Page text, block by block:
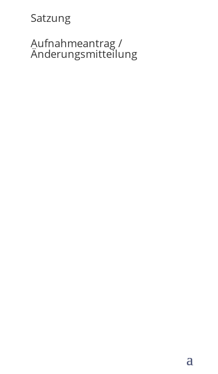
Satzung
Aufnahmeantrag /
Änderungsmitteilung